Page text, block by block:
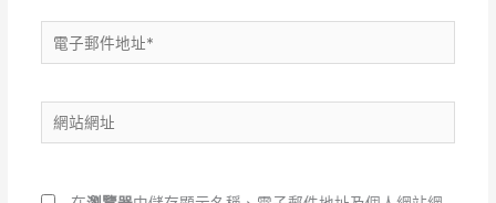
電
子
件
地
*
站
址